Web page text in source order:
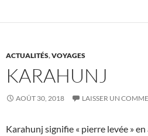
ACTUALITÉS,VOYAGES
KARAHUNJ
AOÛT 30, 2018 LAISSER UN
Karahunj signifie « pierre levée »